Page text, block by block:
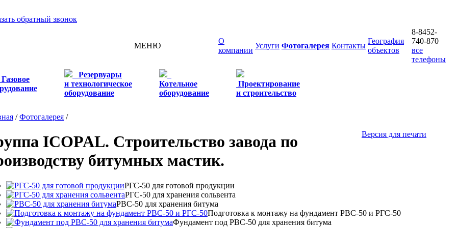
обратный звонок
МЕНЮ
О
компании
Услуги Фотогалерея Контакты
География
объектов
8-8452-
740-870
все
телефоны
Газовое
Резервуары
и технологическое
оборудование
Котельное
оборудование
Проектирование
и строительство
/Фотогалерея /
Версия для печати
ICOPAL. Строительство завода по
битумных мастик.
РГС-50 для готовой продукции
РГС-50 для хранения сольвента
РВС-50 для хранения битума
Подготовка к монтажу на фундамент РВС-50 и РГС-50
Фундамент под РВС-50 для хранения битума